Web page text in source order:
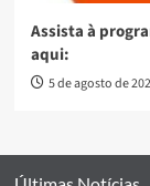
Assista à
aqui:
5 de agosto de